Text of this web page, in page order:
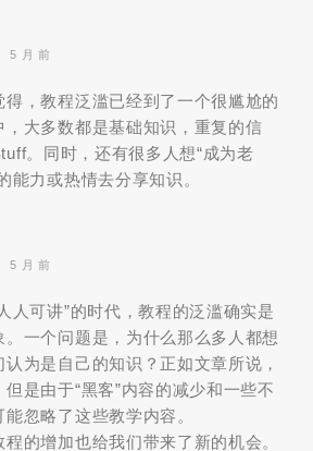
5 月 前
，教程泛滥已经到了一个很尴尬的
，大多数都是基础知识，重复的信
。同时，还有很多人想“成为老
能力或热情去分享知识。
5 月 前
人可讲”的时代，教程的泛滥确实是
一个问题是，为什么那么多人都想
为是自己的知识？正如文章所说，
是由于“黑客”内容的减少和一些不
忽略了这些教学内容。
的增加也给我们带来了新的机会。